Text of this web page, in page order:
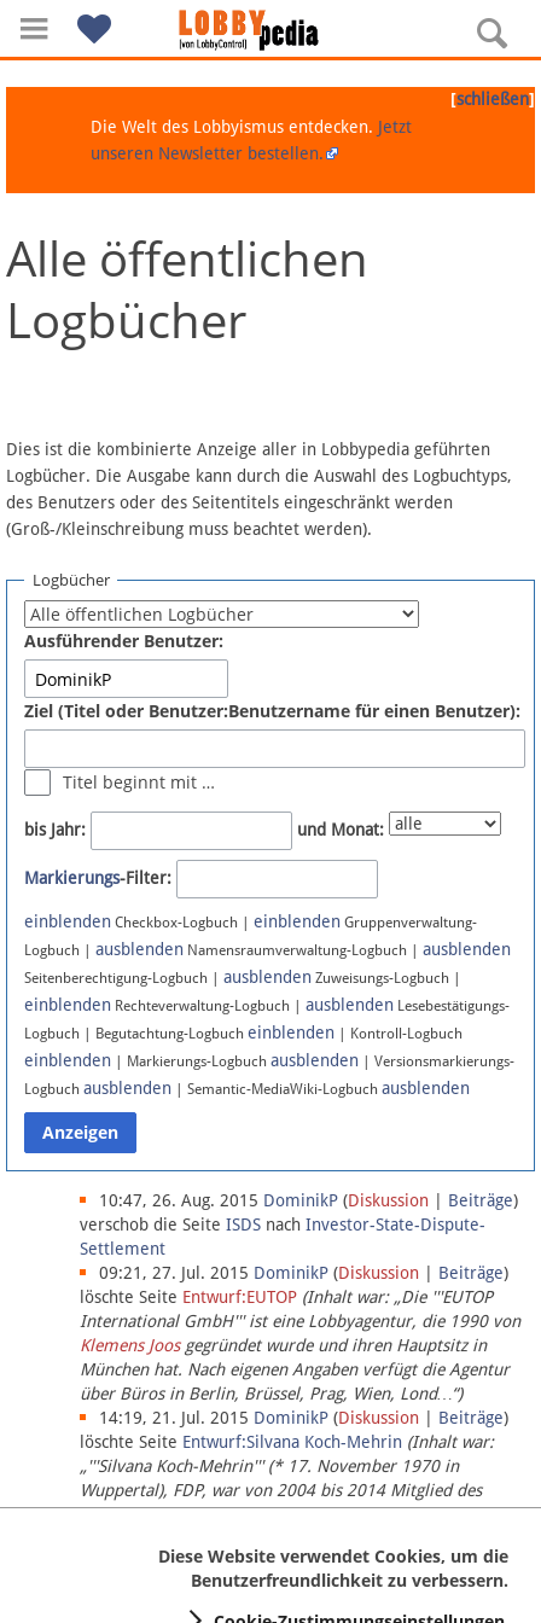
Navigation
Über Lobbypedia
Artikel nach Kategorien
FAQ
Fördermitglied werden
Fehler melden
Newsletter
Bluesky
Facebook
Instagram
Anmelden
Datenschutz
Über Lobbypedia
Impressum
[schließen]
Die Welt des Lobbyismus entdecken. Jetzt
unseren Newsletter bestellen.
Alle öffentlichen
Logbücher
Dies ist die kombinierte Anzeige aller in Lobbypedia geführten
Logbücher. Die Ausgabe kann durch die Auswahl des Logbuchtyps,
des Benutzers oder des Seitentitels eingeschränkt werden
(Groß-/Kleinschreibung muss beachtet werden).
Logbücher
Ausführender Benutzer:
Ziel (Titel oder Benutzer:Benutzername für einen Benutzer):
Titel beginnt mit …
bis Jahr: und Monat:
Markierungs-Filter:
einblenden Checkbox-Logbuch | einblenden Gruppenverwaltung-
Logbuch | ausblenden Namensraumverwaltung-Logbuch | ausblenden
Seitenberechtigung-Logbuch | ausblenden Zuweisungs-Logbuch |
einblenden Rechteverwaltung-Logbuch | ausblenden Lesebestätigungs-
Logbuch | Begutachtung-Logbuch einblenden | Kontroll-Logbuch
einblenden | Markierungs-Logbuch ausblenden | Versionsmarkierungs-
Logbuch ausblenden | Semantic-MediaWiki-Logbuch ausblenden
10:47, 26. Aug. 2015 DominikP (Diskussion Beiträge)
verschob die Seite ISDS nach Investor-State-Dispute-
Settlement
09:21, 27. Jul. 2015 DominikP (Diskussion Beiträge)
löschte Seite Entwurf:EUTOP (Inhalt war: „Die '''EUTOP
International GmbH''' ist eine Lobbyagentur, die 1990 von
Klemens Joosgegründet wurde und ihren Hauptsitz in
München hat. Nach eigenen Angaben verfügt die Agentur
über Büros in Berlin, Brüssel, Prag, Wien, Lond…“)
14:19, 21. Jul. 2015 DominikP (Diskussion Beiträge)
löschte Seite Entwurf:Silvana Koch-Mehrin (Inhalt war:
„'''Silvana Koch-Mehrin''' (* 17. November 1970 in
Wuppertal), FDP, war von 2004 bis 2014 Mitglied des
Europäischen Parlaments, seit November 2014 ist sie für
Diese Website verwendet Cookies, um die
Benutzerfreundlichkeit zu verbessern.